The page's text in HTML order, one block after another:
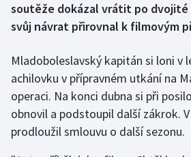
Dostihy
Florbal
Golf
Gymnastika
soutěže dokázal vrátit po dvojité
svůj návrat přirovnal k filmovým
Mladoboleslavský kapitán si loni v
achilovku v přípravném utkání na
operaci. Na konci dubna si při
obnovil a podstoupil další zákrok.
prodloužil smlouvu o další sezonu.